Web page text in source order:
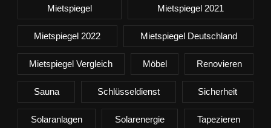
Mietspiegel Mietspiegel 2021
Mietspiegel 2022 Mietspiegel Deutschland
Mietspiegel Vergleich Möbel Renovieren
Sauna Schlüsseldienst Sicherheit
Solaranlagen Solarenergie Tapezieren